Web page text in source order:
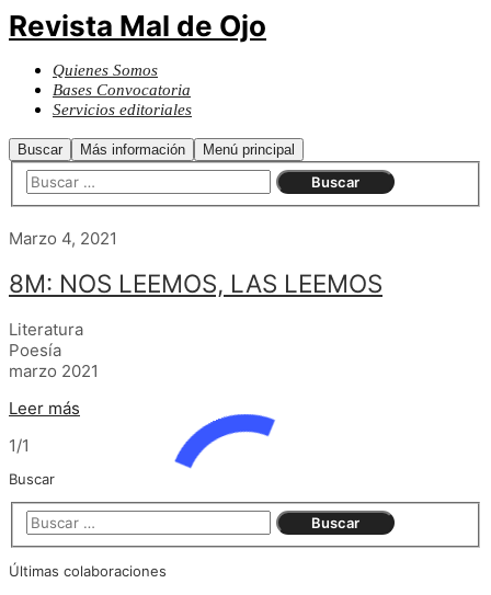
Revista Mal de Ojo
Quienes Somos
Bases Convocatoria
Servicios editoriales
Buscar Más información Menú principal
Marzo 4, 2021
8M: NOS LEEMOS, LAS LEEMOS
Literatura
Poesía
marzo 2021
Leer más
1/1
Buscar
Últimas colaboraciones